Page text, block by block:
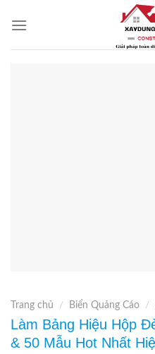
Trang chủ / Biển Quảng Cáo /
Làm Bảng Hiệu Hộp
& 50 Mẫu Hot Nhất